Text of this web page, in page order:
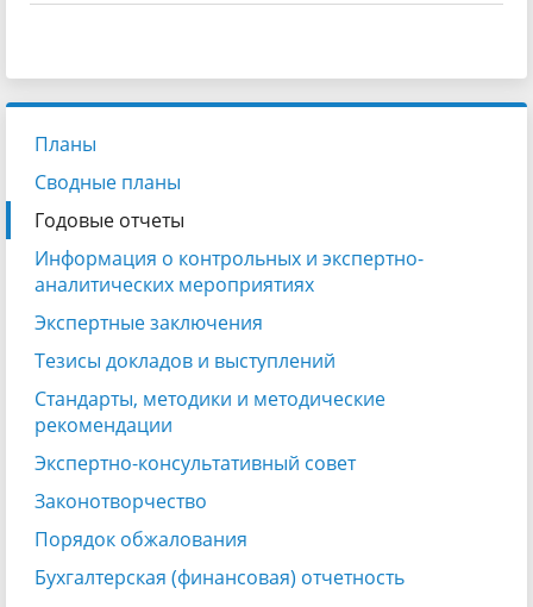
Планы
Сводные планы
Годовые отчеты
Информация о контрольных и экспертно-
аналитических мероприятиях
Экспертные заключения
Тезисы докладов и выступлений
Стандарты, методики и методические
рекомендации
Экспертно-консультативный совет
Законотворчество
Порядок обжалования
Бухгалтерская (финансовая) отчетность